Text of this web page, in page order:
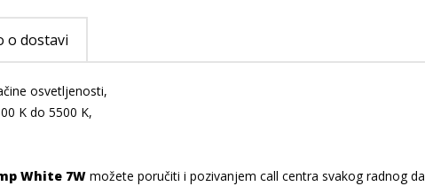
o dostavi
osvetljenosti,
K do 5500 K,
White 7W možete poručiti i pozivanjem call centra svakog radnog